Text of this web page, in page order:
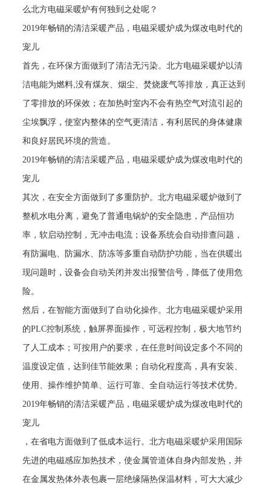
么北方电磁采暖炉有何独到之处呢？
2019年畅销的清洁采暖产品，电磁采暖炉成为煤改电时代的
宠儿
首先，在环保方面做到了清洁无污染。北方电磁采暖炉以清
洁电能为燃料,没有煤灰、烟尘、焚烧废气等排放，真正达到
了零排放的环保效；在加热时室内不会有热空气对流引起的
尘埃飘浮，使室内整体的空气更清洁，有利居民的身体健康
和良好居民环境的营造。
2019年畅销的清洁采暖产品，电磁采暖炉成为煤改电时代的
宠儿
其次，在安全方面做到了多重防护。北方电磁采暖炉做到了
整机水电分离，避免了普通电锅炉的安全隐患，产品恒功
率，软启动控制，无冲击电流；设备系统会自动排查问题，
有防漏电、防漏水、防冻等多重自动防护功能，当在供暖出
现问题时，设备会自动关闭并发出报警信号，降低了使用危
险。
然后，在智能方面做到了自动化操作。北方电磁采暖炉采用
的PLC控制系统，触屏界面操作，可远程控制，极大地节约
了人工成本；可按用户的要求，在任意时间设定多个不同的
温度设定值，达到佳节能效果；自动化程度高，具有安装、
使用、操作维护简单、运行可靠、全自动运行等技术优势。
2019年畅销的清洁采暖产品，电磁采暖炉成为煤改电时代的
宠儿
，在省电方面做到了低成本运行。北方电磁采暖炉采用国际
先进的电磁感应加热技术，使金属管道体自身内部发热，并
在金属发热体外表包裹一层绝缘隔热保温材料，可大大减少